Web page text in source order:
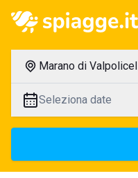
Marano di
Seleziona date